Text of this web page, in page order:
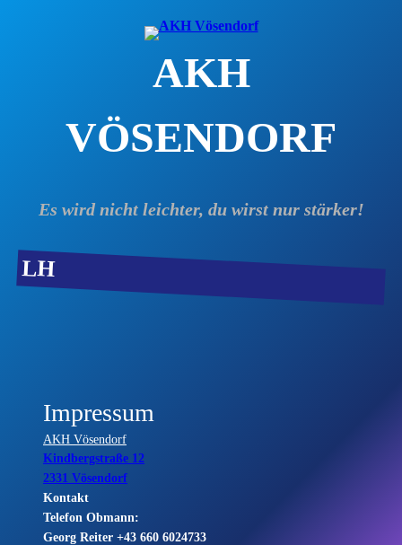
AKH
VÖSENDORF
Es wird nicht leichter, du wirst nur stärker!
LH
Impressum
AKH Vösendorf
Kindbergstraße 12
2331 Vösendorf
Kontakt
Telefon Obmann:
Georg Reiter +43 660 6024733